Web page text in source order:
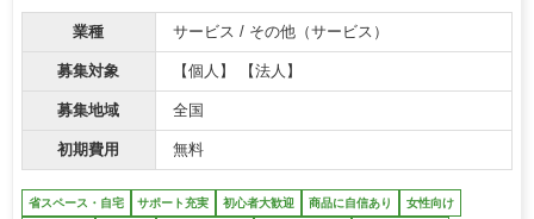
業種 サービス / その他（サービス）
募集対象 【個人】 【法人】
募集地域 全国
初期費用 無料
省スペース・自宅 サポート充実 初心者大歓迎 商品に自信あり 女性向け